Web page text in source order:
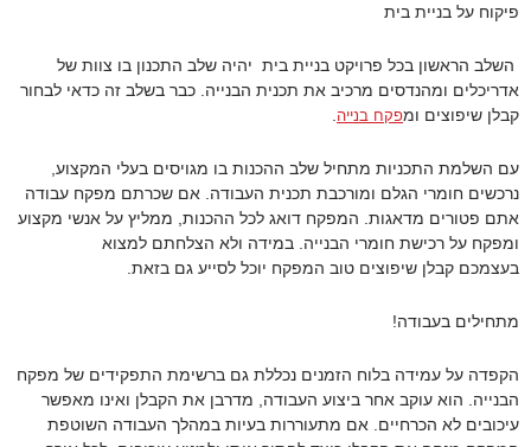
פיקוח על בניית בית
השלב הראשון בכל פרויקט בניית בית יהיה שלב התכנון בו צוות של
אדריכלים ומהנדסים מרכיב את תכנית הבנייה. כבר בשלב זה כדאי לבחור
קבלן שיפוצים ומפקח בנייה
עם השלמת התכניות מתחיל שלב ההכנות בו מגויסים בעלי המקצוע,
נרכשים חומרי הגלם ומורכבת תכנית העבודה. אם שכרתם מפקח עבודה
אתם פטורים מדאגות. המפקח דואג לכל ההכנות, ממליץ על אנשי מקצוע
ומפקח על רכישת חומרי הבנייה. במידה ולא הצלחתם למצוא
בעצמכם קבלן שיפוצים טוב המפקח יוכל לסייע גם בזאת.
מתחילים בעבודה!
הקפדה על עמידה בלוח הזמנים נכללת גם ברשימת התפקידים של מפקח
הבנייה. הוא עוקב אחר ביצוע העבודה, מדרבן את הקבלן ואינו מאפשר
עיכובים לא הכרחיים. אם מתעוררות בעיות במהלך העבודה השוטפת